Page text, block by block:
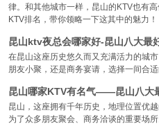
律。和其他城市一样，昆山的KTV也有
KTV排名，带你领略一下这其中的魅力！
昆山ktv夜总会哪家好-昆山八大最
在昆山这座历史悠久而又充满活力的城
朋友小聚，还是商务宴请，选择一间合
昆山哪家KTV有名气——昆山八大
昆山，这座拥有千年历史，地理位置优
为了众多朋友聚会、商务洽谈的重要场